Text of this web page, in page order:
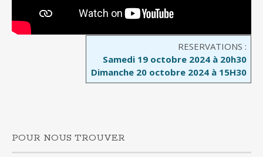
RESERVATIONS :
Samedi 19 octobre 2024 à 20h30
Dimanche 20 octobre 2024 à 15H30
POUR NOUS TROUVER